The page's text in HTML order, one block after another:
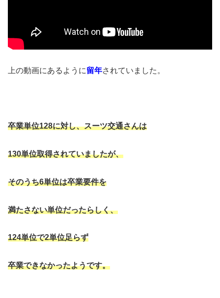
上の動画にあるように留年されていました。
卒業単位128に対し、スーツ交通さんは
130単位取得されていましたが、
そのうち6単位は卒業要件を
満たさない単位だったらしく、
124単位で2単位足らず
卒業できなかったようです。